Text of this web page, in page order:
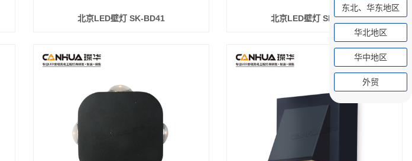
北京LED壁灯 SK-BD41 北京LED壁灯 SK-BD40
东北、华东地区
华北地区
华中地区
外贸